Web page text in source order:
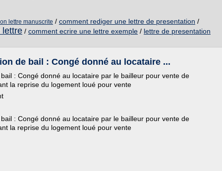
lettre manuscrite / comment rediger une lettre de presentation /
lettre / comment ecrire une lettre exemple / lettre de presentation
de bail : Congé donné au locataire ...
: Congé donné au locataire par le bailleur pour vente de
la reprise du logement loué pour vente
: Congé donné au locataire par le bailleur pour vente de
la reprise du logement loué pour vente